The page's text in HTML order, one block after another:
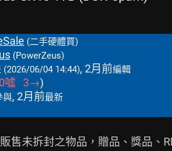
(二手硬體買)
(PowerZeus)
(2026/06/04 14:44), 2月前編輯
0噓 3→)
與, 2月前最新
售未拆封之物品，贈品、獎品、